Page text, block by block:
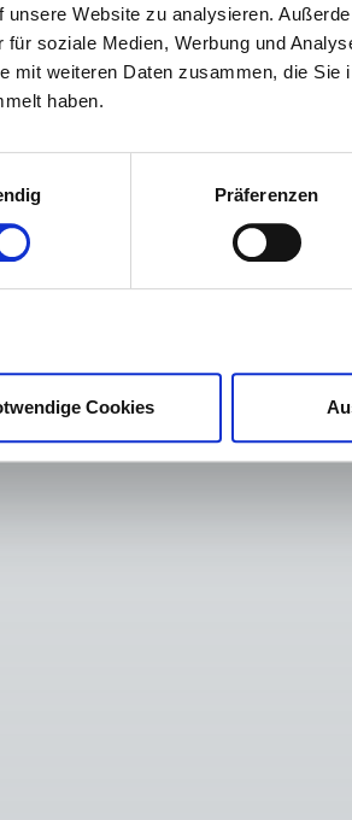
unsere Website zu analysieren.
für soziale Medien, Werbung und
mit weiteren Daten zusammen, die
haben.
Präferenzen
Cookies